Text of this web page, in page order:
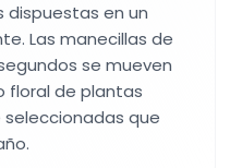
en un
Las manecillas de
se mueven
floral de plantas
que